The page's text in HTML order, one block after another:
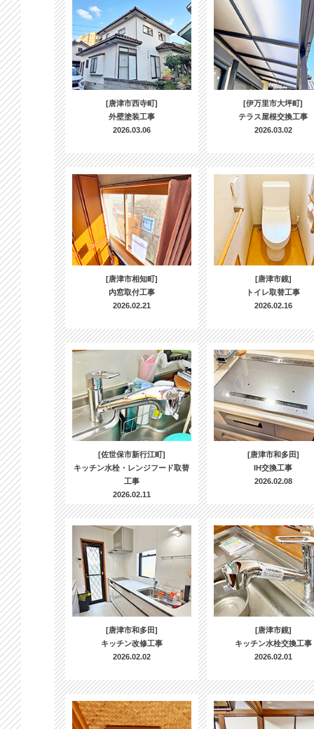
[唐津市西寺町]
外壁塗装工事
2026.03.06
[伊万里市大坪町]
テラス屋根交換工事
2026.03.02
[唐津市相知町]
内窓取付工事
2026.02.21
[唐津市鏡]
トイレ取替工事
2026.02.16
[佐世保市新行江町]
キッチン水栓・レンジフード取替
工事
2026.02.11
[唐津市和多田]
IH交換工事
2026.02.08
[唐津市和多田]
キッチン改修工事
2026.02.02
[唐津市鏡]
キッチン水栓交換工事
2026.02.01